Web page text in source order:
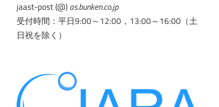
jaast-post (@)as.bunken.co.jp
受付時間：平日9:00～12:00，13:00～16:00（土
日祝を除く）